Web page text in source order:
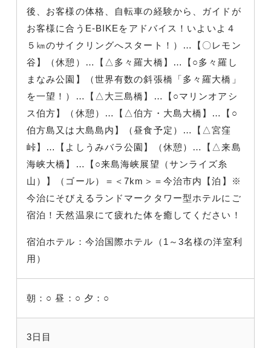
後、お客様の体格、自転車の経験から、ガイドが
お客様に合うE-BIKEをアドバイス！いよいよ４
５㎞のサイクリングへスタート！ ）…【〇レモン
谷】（休憩 ）…【△多々羅大橋】…【○多々羅し
まなみ公園】（世界有数の斜張橋「多々羅大橋」
を一望！ ）…【△大三島橋】…【○マリンオアシ
ス伯方】（休憩 ）…【△伯方・大島大橋】…【○
伯方島又は大島島内】（昼食予定）…【△宮窪
峠】…【よしうみバラ公園】（休憩 ）…【△来島
海峡大橋】…【○来島海峡展望（サンライズ糸
山）】（ゴール）＝＜7km＞＝今治市内【泊】※
今治にそびえるランドマークタワー型ホテルにご
宿泊！天然温泉にて疲れた体を癒してください！
宿泊ホテル：今治国際ホテル（1～3名様の洋室利
用）
朝：○ 昼：○ 夕：○
3日目